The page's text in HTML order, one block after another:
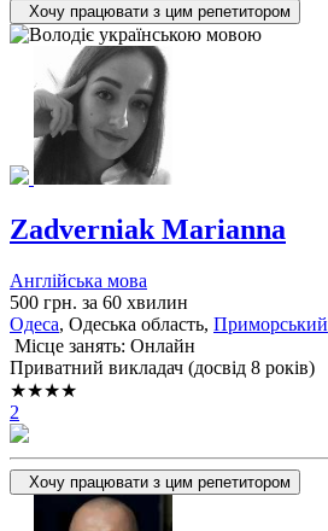
Хочу працювати з цим репетитором
Zadverniak Marianna
Англійська мова
500 грн. за 60 хвилин
Одеса, Одеська область, Приморський
Місце занять: Онлайн
Приватний викладач (досвід 8 років)
★★★★
2
Хочу працювати з цим репетитором